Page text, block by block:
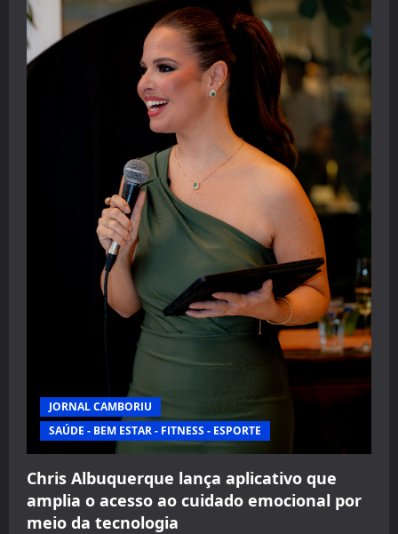
JORNAL CAMBORIU
SAÚDE - BEM ESTAR - FITNESS - ESPORTE
Chris Albuquerque lança aplicativo que
amplia o acesso ao cuidado emocional por
meio da tecnologia